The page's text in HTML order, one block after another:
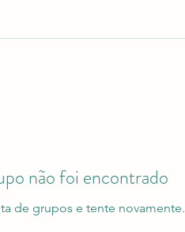
não foi encontrado
de grupos e tente novamente.